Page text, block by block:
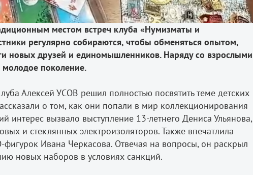
местом встреч клуба «Нумизматы и
регулярно собираются, чтобы обменяться опытом,
новых друзей и единомышленников. Наряду со взрослыми
молодое поколение.
Алексей УСОВ решил полностью посвятить теме детских
о том, как они попали в мир коллекционирования
интерес вызвало выступление 13-летнего Дениса Ульянова,
и стеклянных электроизоляторов. Также впечатлила
фигурок Ивана Черкасова. Отвечая на вопросы, он раскрыл
новых наборов в условиях санкций.